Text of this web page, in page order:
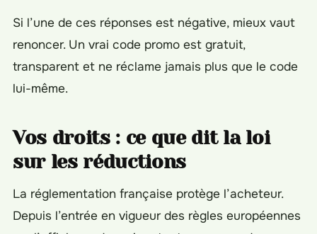
Si l’une de ces réponses est négative, mieux vaut
renoncer. Un vrai code promo est gratuit,
transparent et ne réclame jamais plus que le code
lui-même.
Vos droits : ce que dit la loi
sur les réductions
La réglementation française protège l’acheteur.
Depuis l’entrée en vigueur des règles européennes